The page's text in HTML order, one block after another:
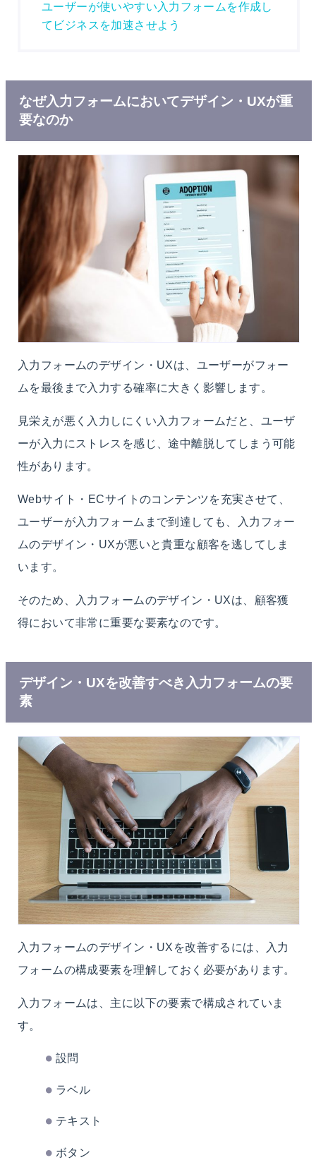
ユーザーが使いやすい入力フォームを作成し
てビジネスを加速させよう
なぜ入力フォームにおいてデザイン・UXが重
要なのか
入力フォームのデザイン・UXは、ユーザーがフォー
ムを最後まで入力する確率に大きく影響します。
見栄えが悪く入力しにくい入力フォームだと、ユーザ
ーが入力にストレスを感じ、途中離脱してしまう可能
性があります。
Webサイト・ECサイトのコンテンツを充実させて、
ユーザーが入力フォームまで到達しても、入力フォー
ムのデザイン・UXが悪いと貴重な顧客を逃してしま
います。
そのため、入力フォームのデザイン・UXは、顧客獲
得において非常に重要な要素なのです。
デザイン・UXを改善すべき入力フォームの要
素
入力フォームのデザイン・UXを改善するには、入力
フォームの構成要素を理解しておく必要があります。
入力フォームは、主に以下の要素で構成されていま
す。
設問
ラベル
テキスト
ボタン